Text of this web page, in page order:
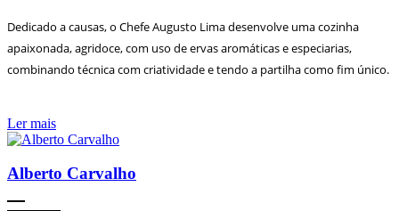
Dedicado a causas, o Chefe Augusto Lima desenvolve uma cozinha
apaixonada, agridoce, com uso de ervas aromáticas e especiarias,
combinando técnica com criatividade e tendo a partilha como fim único.
Ler mais
Alberto Carvalho